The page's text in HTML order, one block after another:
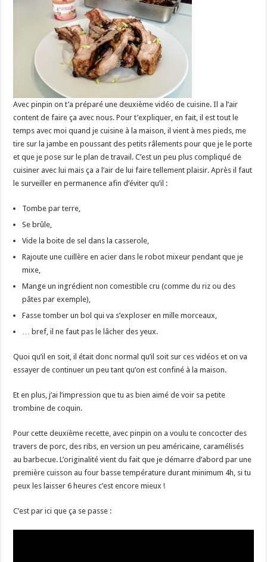
Avec pinpin on t’a préparé une deuxième vidéo de cuisine. Il a l’air
content de faire ça avec nous. Pour t’expliquer, en fait, il est tout le
temps avec moi quand je cuisine à la maison, il vient à mes pieds, me
tire sur la jambe en poussant des petits râlements pour que je le porte
et que je pose sur le plan de travail. C’est un peu plus compliqué de
cuisiner avec lui mais ça a l’air de lui faire tellement plaisir. Après il faut
le surveiller en permanence afin d’éviter qu’il :
Tombe par terre,
Se brûle,
Vide la boite de sel dans la casserole,
Rajoute une cuillère en acier dans le robot mixeur pendant que je
mixe,
Mange un ingrédient non comestible cru (comme du riz ou des
pâtes par exemple),
Fasse tomber un bol qui va s’exploser en mille morceaux,
… bref, il ne faut pas le lâcher des yeux.
Quoi qu’il en soit, il était donc normal qu’il soit sur ces vidéos et on va
essayer de continuer un peu tant qu’on est confiné à la maison.
Et en plus, j’ai l’impression que tu as bien aimé de voir sa petite
trombine de coquin.
Pour cette deuxième recette, avec pinpin on a voulu te concocter des
travers de porc, des ribs, en version un peu américaine, caramélisés
au barbecue. L’originalité vient du fait que je démarre d’abord par une
première cuisson au four basse température durant minimum 4h, si tu
peux les laisser 6 heures c’est encore mieux !
C’est par ici que ça se passe :